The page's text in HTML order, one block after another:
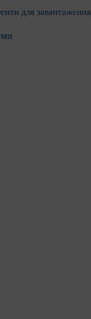
для завантаження